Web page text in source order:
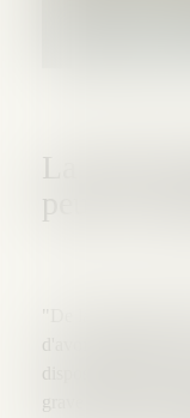
La peur de
"De la peur de
d'avoir participé ce
dispositif APESA
grave souffrance.